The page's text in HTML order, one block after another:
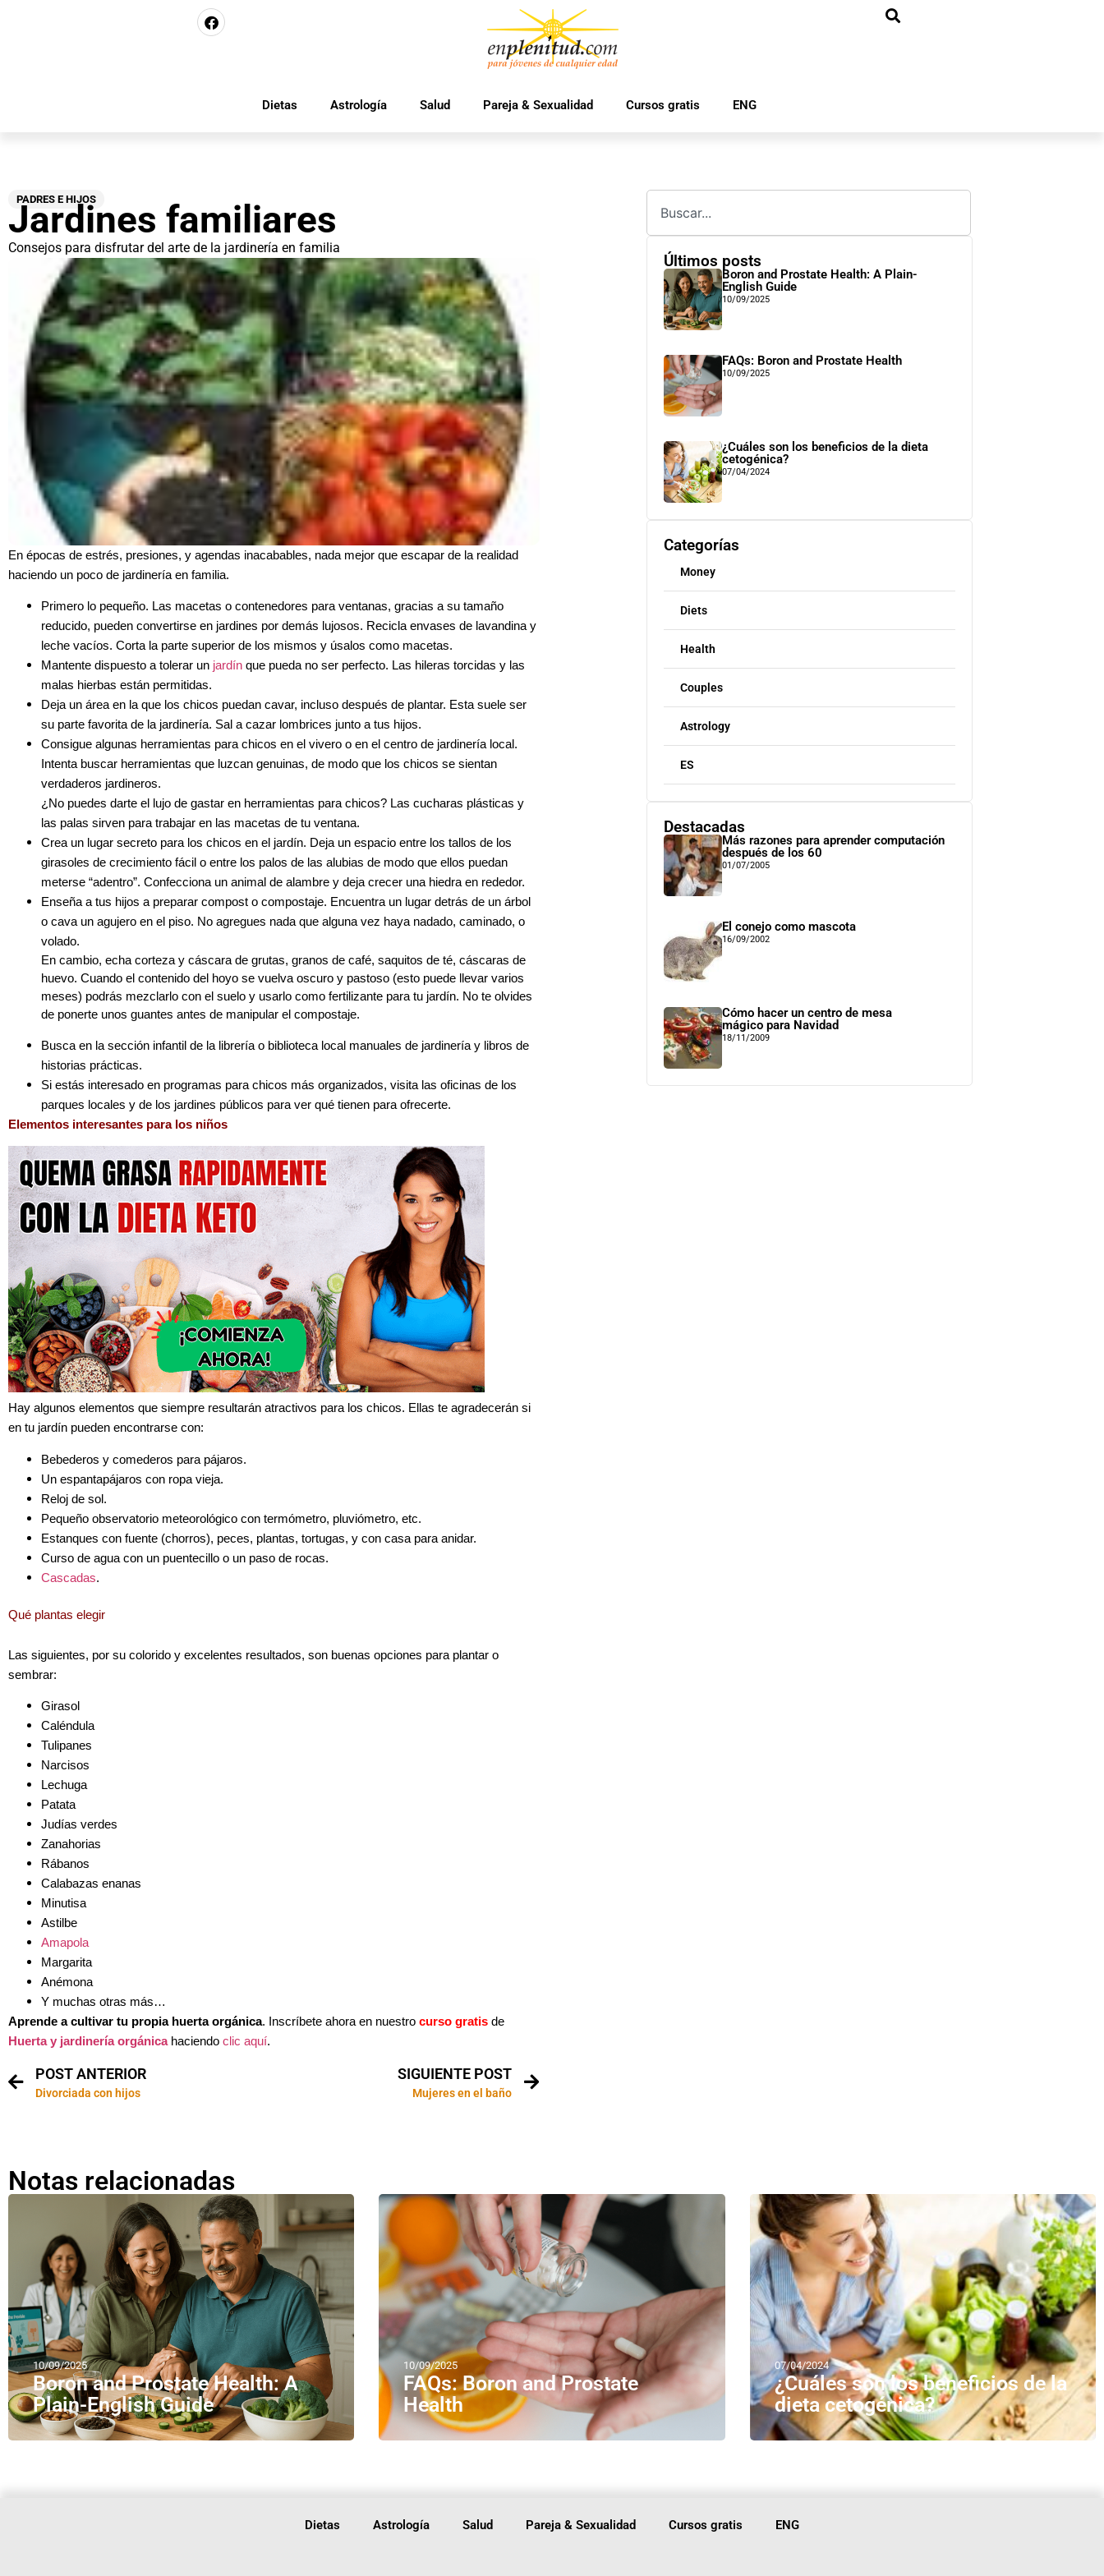
Dietas Astrología Salud Pareja & Sexualidad Cursos gratis ENG
PADRES E HIJOS
Jardines familiares
Consejos para disfrutar del arte de la jardinería en familia
En épocas de estrés, presiones, y agendas inacabables, nada mejor que escapar de la realidad
haciendo un poco de jardinería en familia.
Primero lo pequeño. Las macetas o contenedores para ventanas, gracias a su tamaño
reducido, pueden convertirse en jardines por demás lujosos. Recicla envases de lavandina y
leche vacíos. Corta la parte superior de los mismos y úsalos como macetas.
Mantente dispuesto a tolerar un jardín que pueda no ser perfecto. Las hileras torcidas y las
malas hierbas están permitidas.
Deja un área en la que los chicos puedan cavar, incluso después de plantar. Esta suele ser
su parte favorita de la jardinería. Sal a cazar lombrices junto a tus hijos.
Consigue algunas herramientas para chicos en el vivero o en el centro de jardinería local.
Intenta buscar herramientas que luzcan genuinas, de modo que los chicos se sientan
verdaderos jardineros.
¿No puedes darte el lujo de gastar en herramientas para chicos? Las cucharas plásticas y
las palas sirven para trabajar en las macetas de tu ventana.
Crea un lugar secreto para los chicos en el jardín. Deja un espacio entre los tallos de los
girasoles de crecimiento fácil o entre los palos de las alubias de modo que ellos puedan
meterse “adentro”. Confecciona un animal de alambre y deja crecer una hiedra en rededor.
Enseña a tus hijos a preparar compost o compostaje. Encuentra un lugar detrás de un árbol
o cava un agujero en el piso. No agregues nada que alguna vez haya nadado, caminado, o
volado.
En cambio, echa corteza y cáscara de grutas, granos de café, saquitos de té, cáscaras de
huevo. Cuando el contenido del hoyo se vuelva oscuro y pastoso (esto puede llevar varios
meses) podrás mezclarlo con el suelo y usarlo como fertilizante para tu jardín. No te olvides
de ponerte unos guantes antes de manipular el compostaje.
Busca en la sección infantil de la librería o biblioteca local manuales de jardinería y libros de
historias prácticas.
Si estás interesado en programas para chicos más organizados, visita las oficinas de los
parques locales y de los jardines públicos para ver qué tienen para ofrecerte.
Elementos interesantes para los niños
Hay algunos elementos que siempre resultarán atractivos para los chicos. Ellas te agradecerán si
en tu jardín pueden encontrarse con:
Bebederos y comederos para pájaros.
Un espantapájaros con ropa vieja.
Reloj de sol.
Pequeño observatorio meteorológico con termómetro, pluviómetro, etc.
Estanques con fuente (chorros), peces, plantas, tortugas, y con casa para anidar.
Curso de agua con un puentecillo o un paso de rocas.
Cascadas.
Qué plantas elegir
Las siguientes, por su colorido y excelentes resultados, son buenas opciones para plantar o
sembrar:
Girasol
Caléndula
Tulipanes
Narcisos
Lechuga
Patata
Judías verdes
Zanahorias
Rábanos
Calabazas enanas
Minutisa
Astilbe
Amapola
Margarita
Anémona
Y muchas otras más…
Aprende a cultivar tu propia huerta orgánica. Inscríbete ahora en nuestro curso gratis de
Huerta y jardinería orgánicahaciendo clic aquí.
POST ANTERIOR
Divorciada con hijos
SIGUIENTE POST
Mujeres en el baño
Últimos posts
Boron and Prostate Health: A Plain-
English Guide
10/09/2025
FAQs: Boron and Prostate Health
10/09/2025
¿Cuáles son los beneficios de la dieta
cetogénica?
07/04/2024
Categorías
Money
Diets
Health
Couples
Astrology
ES
Destacadas
Más razones para aprender computación
después de los 60
01/07/2005
El conejo como mascota
16/09/2002
Cómo hacer un centro de mesa
mágico para Navidad
18/11/2009
Notas relacionadas
10/09/2025
Boron and Prostate Health: A
Plain-English Guide
10/09/2025
FAQs: Boron and Prostate
Health
07/04/2024
¿Cuáles son los beneficios de la
dieta cetogénica?
Dietas Astrología Salud Pareja & Sexualidad Cursos gratis ENG